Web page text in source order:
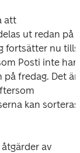
att
ut redan på
fortsätter nu tills
Posti inte har
fredag. Det är
kan sorteras
av